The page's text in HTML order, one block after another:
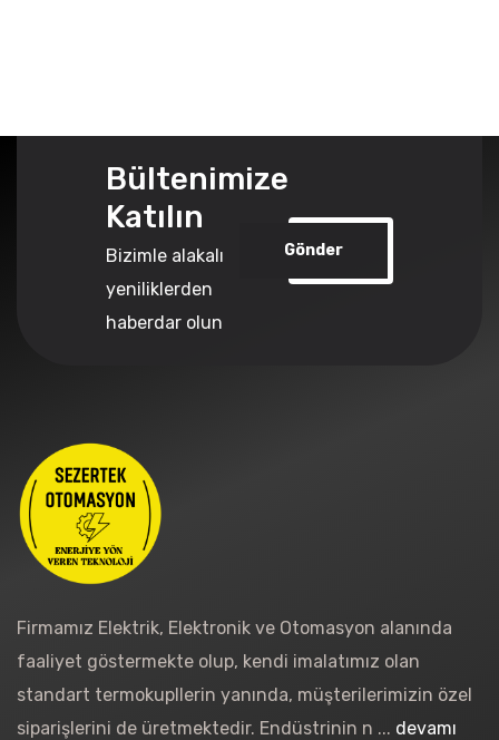
Bültenimize
Katılın
Bizimle alakalı
yeniliklerden
haberdar olun
Gönder
Firmamız Elektrik, Elektronik ve Otomasyon alanında
faaliyet göstermekte olup, kendi imalatımız olan
standart termokupllerin yanında, müşterilerimizin özel
siparişlerini de üretmektedir. Endüstrinin n ... devamı